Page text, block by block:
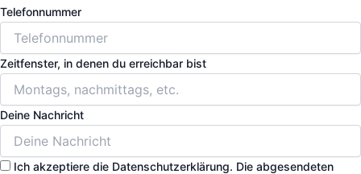
Telefonnummer
Zeitfenster, in denen du erreichbar bist
Deine Nachricht
Ich akzeptiere die Datenschutzerklärung. Die abgesendeten